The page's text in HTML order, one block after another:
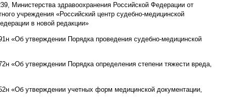
Министерства здравоохранения Российской Федерации от
учреждения «Российский центр судебно-медицинской
в новой редакции»
«Об утверждении Порядка проведения судебно-медицинской
«Об утверждении Порядка определения степени тяжести вреда,
«Об утверждении учетных форм медицинской документации,